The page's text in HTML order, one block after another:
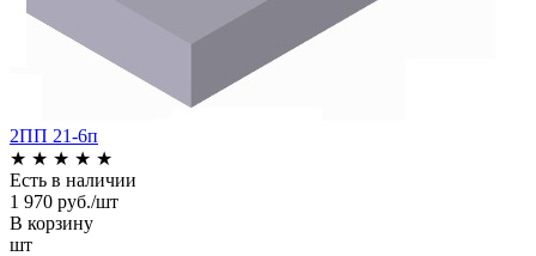
2ПП 21-6п
★ ★ ★ ★ ★
Есть в наличии
1 970 руб./шт
В корзину
шт